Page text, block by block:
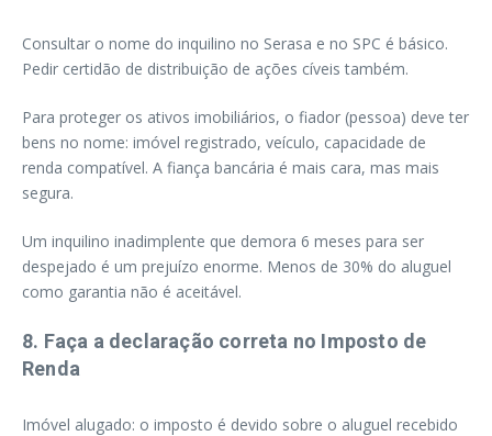
Consultar o nome do inquilino no Serasa e no SPC é básico.
Pedir certidão de distribuição de ações cíveis também.
Para proteger os ativos imobiliários, o fiador (pessoa) deve ter
bens no nome: imóvel registrado, veículo, capacidade de
renda compatível. A fiança bancária é mais cara, mas mais
segura.
Um inquilino inadimplente que demora 6 meses para ser
despejado é um prejuízo enorme. Menos de 30% do aluguel
como garantia não é aceitável.
8. Faça a declaração correta no Imposto de
Renda
Imóvel alugado: o imposto é devido sobre o aluguel recebido